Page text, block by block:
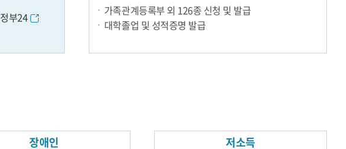
정부24
가족관계등록부 외 126종 신청 및 발급
대학졸업 및 성적증명 발급
장애인 저소득